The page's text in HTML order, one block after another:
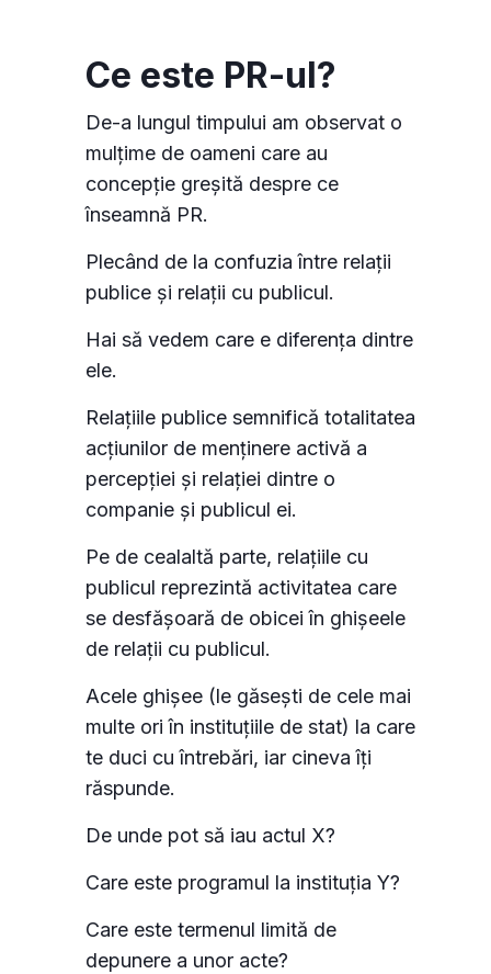
Ce este PR-ul?
De-a lungul timpului am observat o
mulțime de oameni care au
concepție greșită despre ce
înseamnă PR.
Plecând de la confuzia între relații
publice și relații cu publicul.
Hai să vedem care e diferența dintre
ele.
Relațiile publice semnifică totalitatea
acțiunilor de menținere activă a
percepției și relației dintre o
companie și publicul ei.
Pe de cealaltă parte, relațiile cu
publicul reprezintă activitatea care
se desfășoară de obicei în ghișeele
de relații cu publicul.
Acele ghișee (le găsești de cele mai
multe ori în instituțiile de stat) la care
te duci cu întrebări, iar cineva îți
răspunde.
De unde pot să iau actul X?
Care este programul la instituția Y?
Care este termenul limită de
depunere a unor acte?